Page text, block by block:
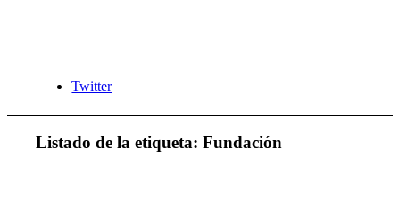
Twitter
Listado de la etiqueta:Fundación